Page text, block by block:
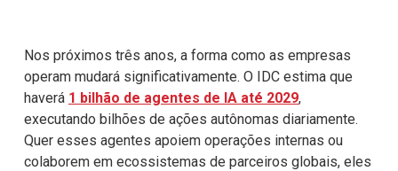
Nos próximos três anos, a forma como as empresas
operam mudará significativamente. O IDC estima que
haverá 1 bilhão de agentes de IA até 2029,
executando bilhões de ações autônomas diariamente.
Quer esses agentes apoiem operações internas ou
colaborem em ecossistemas de parceiros globais, eles